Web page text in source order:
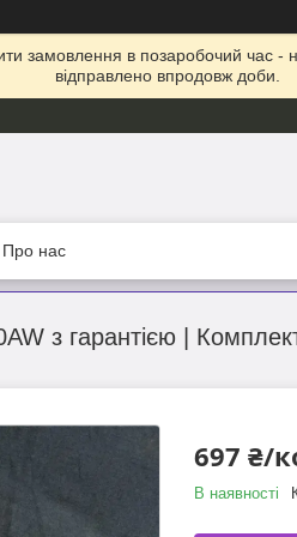
замовлення в позаробочий час
відправлено впродовж доби.
Про нас
з гарантією |
697 ₴/
В наявності